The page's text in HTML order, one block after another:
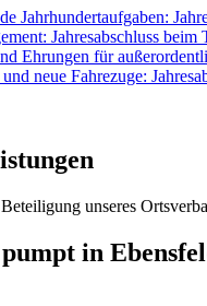
Jahrhundertaufgaben:
Jahresabschluss
Ehrungen für
neue Fahrezuge:
unseres
in